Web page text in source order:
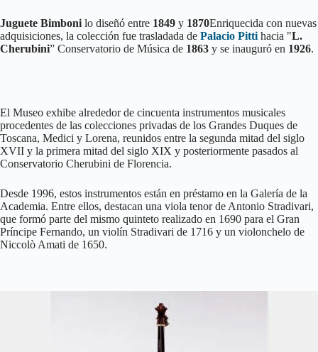
Juguete Bimboni lo diseñó entre 1849 y 1870Enriquecida con nuevas
adquisiciones, la colección fue trasladada de Palacio Pitti hacia "L.
Cherubini” Conservatorio de Música de 1863 y se inauguró en 1926.
El Museo exhibe alrededor de cincuenta instrumentos musicales
procedentes de las colecciones privadas de los Grandes Duques de
Toscana, Medici y Lorena, reunidos entre la segunda mitad del siglo
XVII y la primera mitad del siglo XIX y posteriormente pasados al
Conservatorio Cherubini de Florencia.
Desde 1996, estos instrumentos están en préstamo en la Galería de la
Academia. Entre ellos, destacan una viola tenor de Antonio Stradivari,
que formó parte del mismo quinteto realizado en 1690 para el Gran
Príncipe Fernando, un violín Stradivari de 1716 y un violonchelo de
Niccolò Amati de 1650.